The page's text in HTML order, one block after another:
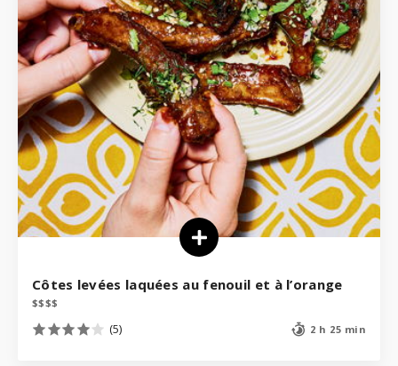
Côtes levées laquées au fenouil et à l’orange
$$$$
(5) 2 h 25 min